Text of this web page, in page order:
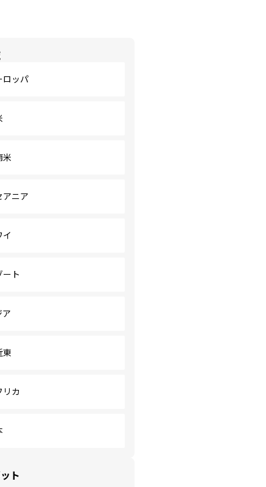
ロッパ
米
アニア
イ
ート
ア
東
リカ
ト